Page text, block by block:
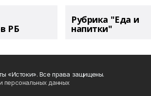
РБ
Рубрика "Еда и
напитки"
«Истоки». Все права защищены.
персональных данных